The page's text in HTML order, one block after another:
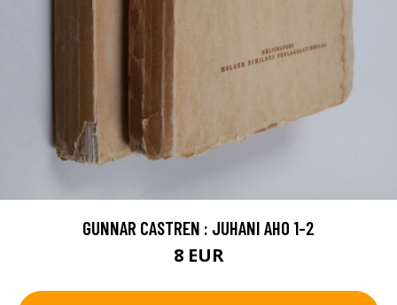
GUNNAR CASTREN : JUHANI AHO 1-2
8 EUR